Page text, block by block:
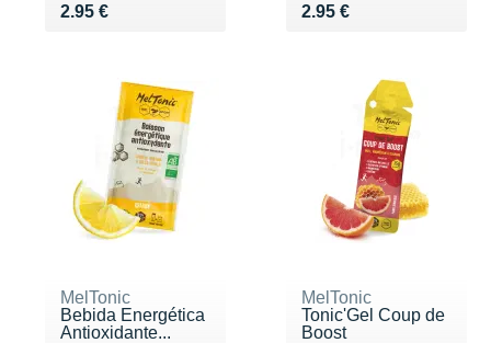
2.95 €
Vendu 2.95 € 2.95 €
Vendu 2.95 €
MelTonic
Bebida Energética
Antioxidante...
MelTonic
Tonic'Gel Coup de
Boost